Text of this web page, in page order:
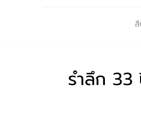
รำลึก